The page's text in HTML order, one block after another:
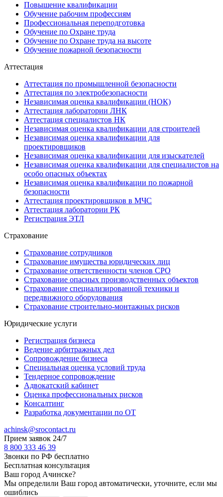
Повышение квалификации
Обучение рабочим профессиям
Профессиональная переподготовка
Обучение по Охране труда
Обучение по Охране труда на высоте
Обучение пожарной безопасности
Аттестация
Аттестация по промышленной безопасности
Аттестация по электробезопасности
Независимая оценка квалификации (НОК)
Аттестация лаборатории ЛНК
Аттестация специалистов НК
Независимая оценка квалификации для строителей
Независимая оценка квалификации для
проектировщиков
Независимая оценка квалификации для изыскателей
Независимая оценка квалификации для специалистов на
особо опасных объектах
Независимая оценка квалификации по пожарной
безопасности
Аттестация проектировщиков в МЧС
Аттестация лаборатории РК
Регистрация ЭТЛ
Страхование
Страхование сотрудников
Страхование имущества юридических лиц
Страхование ответственности членов СРО
Страхование опасных производственных объектов
Страхование специализированной техники и
передвижного оборудования
Страхование строительно-монтажных рисков
Юридические услуги
Регистрация бизнеса
Ведение арбитражных дел
Сопровождение бизнеса
Специальная оценка условий труда
Тендерное сопровождение
Адвокатский кабинет
Оценка профессиональных рисков
Консалтинг
Разработка документации по ОТ
achinsk@srocontact.ru
Прием заявок 24/7
8 800 333 46 39
Звонки по РФ бесплатно
Бесплатная консультация
Ваш город Ачинске?
Мы определили Ваш город автоматически, уточните, если мы
ошиблись